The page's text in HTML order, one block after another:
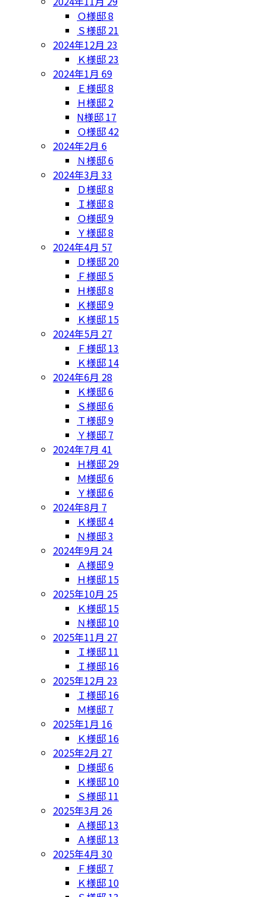
Ｏ様邸8
Ｓ様邸 21
2024年12月 23
Ｋ様邸 23
2024年1月 69
Ｅ様邸8
Ｈ様邸 2
N様邸 17
Ｏ様邸42
2024年2月 6
Ｎ様邸6
2024年3月 33
Ｄ様邸8
Ｉ様邸8
Ｏ様邸9
Ｙ様邸8
2024年4月 57
Ｄ様邸 20
Ｆ様邸 5
Ｈ様邸8
Ｋ様邸9
Ｋ様邸 15
2024年5月 27
Ｆ様邸 13
Ｋ様邸 14
2024年6月 28
Ｋ様邸6
Ｓ様邸6
Ｔ様邸9
Ｙ様邸 7
2024年7月 41
Ｈ様邸 29
Ｍ様邸6
Ｙ様邸6
2024年8月 7
Ｋ様邸4
Ｎ様邸3
2024年9月 24
Ａ様邸9
Ｈ様邸 15
2025年10月 25
Ｋ様邸 15
Ｎ様邸 10
2025年11月 27
Ｉ様邸 11
Ｉ様邸 16
2025年12月 23
Ｉ様邸 16
Ｍ様邸 7
2025年1月 16
Ｋ様邸 16
2025年2月 27
Ｄ様邸6
Ｋ様邸 10
Ｓ様邸 11
2025年3月 26
Ａ様邸 13
Ａ様邸 13
2025年4月 30
Ｆ様邸 7
Ｋ様邸 10